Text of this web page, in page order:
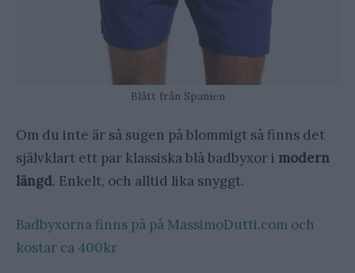
Blått från Spanien
Om du inte är så sugen på blommigt så finns det
självklart ett par klassiska blå badbyxor i modern
längd. Enkelt, och alltid lika snyggt.
Badbyxorna finns på på MassimoDutti.com och
kostar ca 400kr